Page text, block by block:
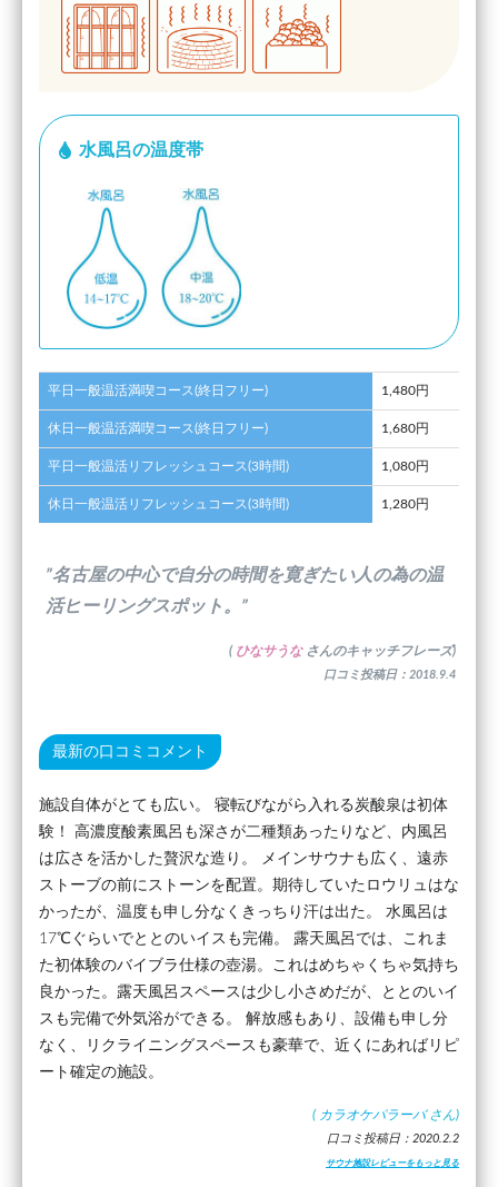
水風呂の温度帯
平日一般温活満喫コース(終日フリー) 1,480円
休日一般温活満喫コース(終日フリー) 1,680円
平日一般温活リフレッシュコース(3時間) 1,080円
休日一般温活リフレッシュコース(3時間) 1,280円
”名古屋の中心で自分の時間を寛ぎたい人の為の温
活ヒーリングスポット。”
( ひなサうな さんのキャッチフレーズ)
口コミ投稿日：2018.9.4
最新の口コミコメント
施設自体がとても広い。 寝転びながら入れる炭酸泉は初体
験！ 高濃度酸素風呂も深さが二種類あったりなど、内風呂
は広さを活かした贅沢な造り。 メインサウナも広く、遠赤
ストーブの前にストーンを配置。期待していたロウリュはな
かったが、温度も申し分なくきっちり汗は出た。 水風呂は
17℃ぐらいでととのいイスも完備。 露天風呂では、これま
た初体験のバイブラ仕様の壺湯。これはめちゃくちゃ気持ち
良かった。露天風呂スペースは少し小さめだが、ととのいイ
スも完備で外気浴ができる。 解放感もあり、設備も申し分
なく、リクライニングスペースも豪華で、近くにあればリピ
ート確定の施設。
( カラオケパラーバ さん)
口コミ投稿日：2020.2.2
サウナ施設レビューをもっと見る